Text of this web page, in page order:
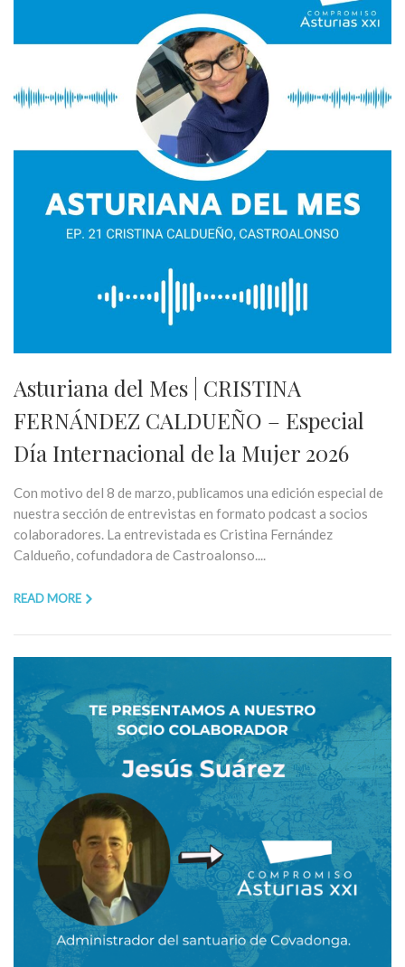
Asturiana del Mes | CRISTINA
FERNÁNDEZ CALDUEÑO – Especial
Día Internacional de la Mujer 2026
Con motivo del 8 de marzo, publicamos una edición especial de
nuestra sección de entrevistas en formato podcast a socios
colaboradores. La entrevistada es Cristina Fernández
Caldueño, cofundadora de Castroalonso....
READ MORE